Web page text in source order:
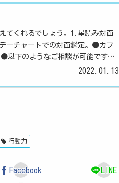
てくれるでしょう。1.星読み対面
ーチャートでの対面鑑定。●カフ
以下のようなご相談が可能です。
2022.01.13
行動力
Facebook LINE